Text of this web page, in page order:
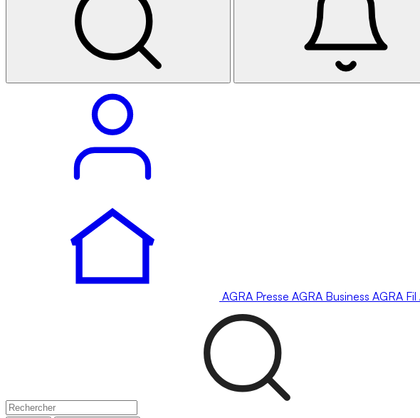
AGRA Presse AGRA Business AGRA Fil